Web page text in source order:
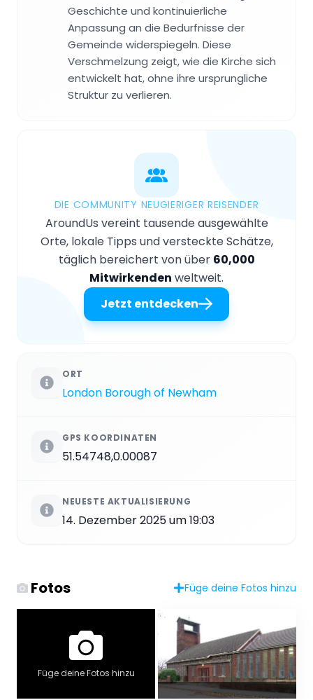
Geschichte und kontinuierliche
Anpassung an die Bedurfnisse der
Gemeinde widerspiegeln. Diese
Verschmelzung zeigt, wie die Kirche sich
entwickelt hat, ohne ihre ursprungliche
Struktur zu verlieren.
DIE COMMUNITY NEUGIERIGER REISENDER
AroundUs vereint tausende ausgewählte
Orte, lokale Tipps und versteckte Schätze,
täglich bereichert von über 60,000
Mitwirkenden weltweit.
Jetzt entdecken
ORT
London Borough of Newham
GPS KOORDINATEN
51.54748,0.00087
NEUESTE AKTUALISIERUNG
14. Dezember 2025 um 19:03
Fotos Füge deine Fotos hinzu
Füge deine Fotos hinzu